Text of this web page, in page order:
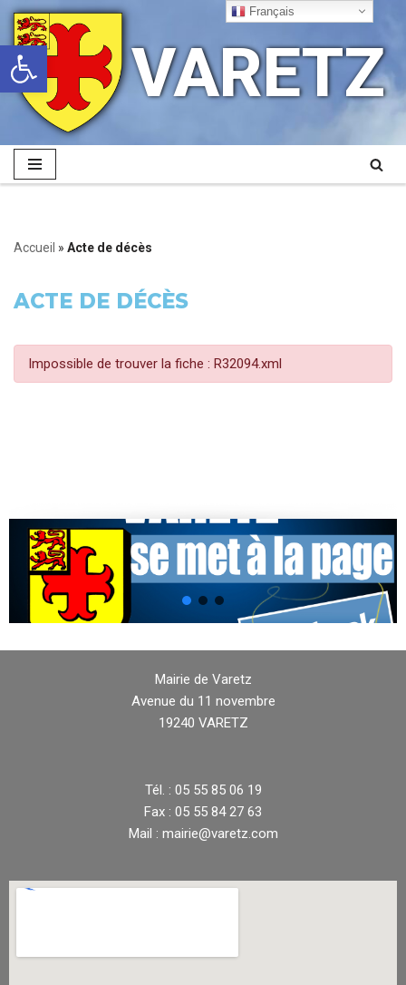
Ouvrir la barre d’outils
Aller
au
contenu
VARETZ
Accueil » Acte de décès
ACTE DE DÉCÈS
Impossible de trouver la fiche : R32094.xml
Mairie de Varetz
Avenue du 11 novembre
19240 VARETZ
Tél. : 05 55 85 06 19
Fax : 05 55 84 27 63
Mail : mairie@varetz.com
Français